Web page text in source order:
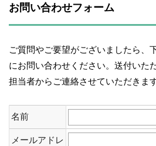
お問い合わせフォーム
ご質問やご要望がございましたら、
にお問い合わせください。送付いた
担当者からご連絡させていただきます
名前
メールアドレ